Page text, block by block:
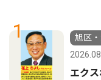
1
旭区
エク